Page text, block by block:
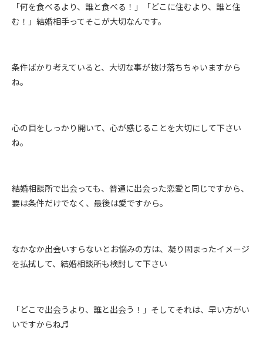
「何を食べるより、誰と食べる！」「どこに住むより、誰と住
む！」結婚相手ってそこが大切なんです。
条件ばかり考えていると、大切な事が抜け落ちちゃいますから
ね。
心の目をしっかり開いて、心が感じることを大切にして下さい
ね。
結婚相談所で出会っても、普通に出会った恋愛と同じですから、
要は条件だけでなく、最後は愛ですから。
なかなか出会いすらないとお悩みの方は、凝り固まったイメージ
を払拭して、結婚相談所も検討して下さい
「どこで出会うより、誰と出会う！」そしてそれは、早い方がい
いですからね♬